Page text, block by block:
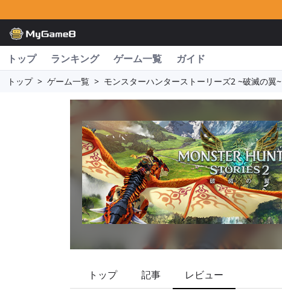
トップ ランキング ゲーム一覧 ガイド
トップ > ゲーム一覧 > モンスターハンターストーリーズ2 ~破滅の翼~
トップ 記事 レビュー